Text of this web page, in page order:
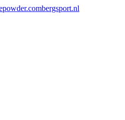
bergsport.nl